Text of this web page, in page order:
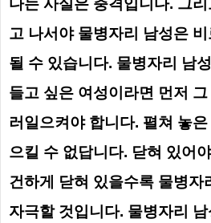
다는 사실은 충격입니다. 그
고 나서야 물병자리 남성은 비
될 수 있습니다. 물병자리 남
들고 싶은 여성이라면 먼저
러일으켜야 합니다. 펼쳐 놓
으킬 수 없답니다. 닫혀 있어
건하게 닫혀 있을수록 물병자
자극할 것입니다. 물병자리